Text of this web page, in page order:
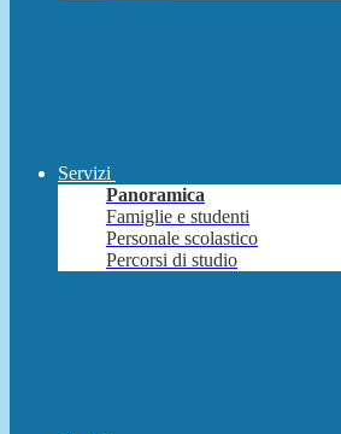
Servizi
Panoramica
Famiglie e studenti
Personale scolastico
Percorsi di studio